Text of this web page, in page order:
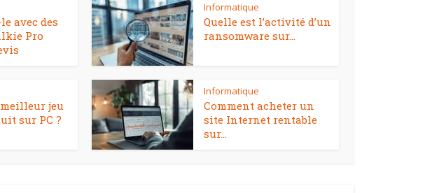
avec des
Pro
Informatique
Quelle est l’activité d’un
ransomware sur...
jeu
sur PC ?
Informatique
Comment acheter un
site Internet rentable
sur...